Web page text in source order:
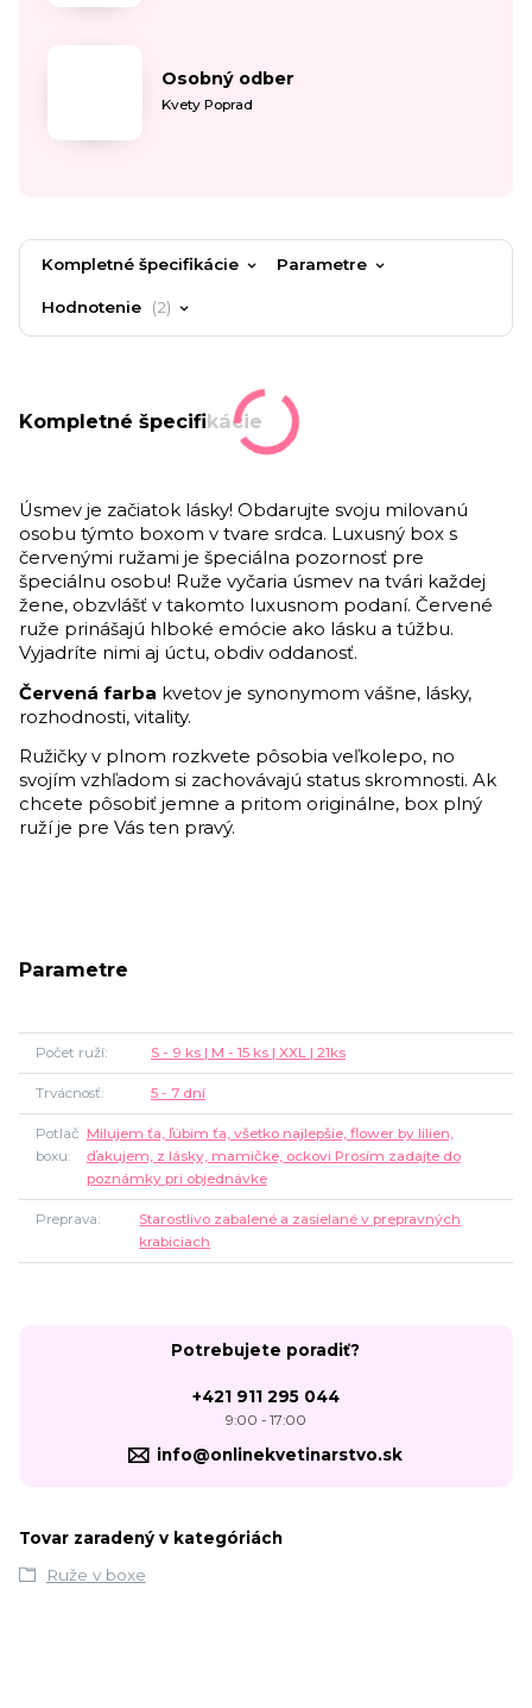
Osobný odber
Kvety Poprad
Kompletné špecifikácie Parametre
Hodnotenie 2
Kompletné špecifikácie
Úsmev je začiatok lásky! Obdarujte svoju milovanú
osobu týmto boxom v tvare srdca. Luxusný box s
červenými ružami je špeciálna pozornosť pre
špeciálnu osobu! Ruže vyčaria úsmev na tvári každej
žene, obzvlášť v takomto luxusnom podaní. Červené
ruže prinášajú hlboké emócie ako lásku a túžbu.
Vyjadríte nimi aj úctu, obdiv oddanosť.
Červená farba kvetov je synonymom vášne, lásky,
rozhodnosti, vitality.
Ružičky v plnom rozkvete pôsobia veľkolepo, no
svojím vzhľadom si zachovávajú status skromnosti. Ak
chcete pôsobiť jemne a pritom originálne, box plný
ruží je pre Vás ten pravý.
Parametre
Počet ruží S - 9 ks | M - 15 ks | XXL | 21ks
Trvácnosť 5 - 7 dní
Potlač
boxu
Milujem ťa, ľúbim ťa, všetko najlepšie, flower by lilien,
ďakujem, z lásky, mamičke, ockovi Prosím zadajte do
poznámky pri objednávke
Preprava
Starostlivo zabalené a zasielané v prepravných
krabiciach
Potrebujete poradiť?
+421 911 295 044
9:00 - 17:00
info@onlinekvetinarstvo.sk
Tovar zaradený v kategóriách
Ruže v boxe